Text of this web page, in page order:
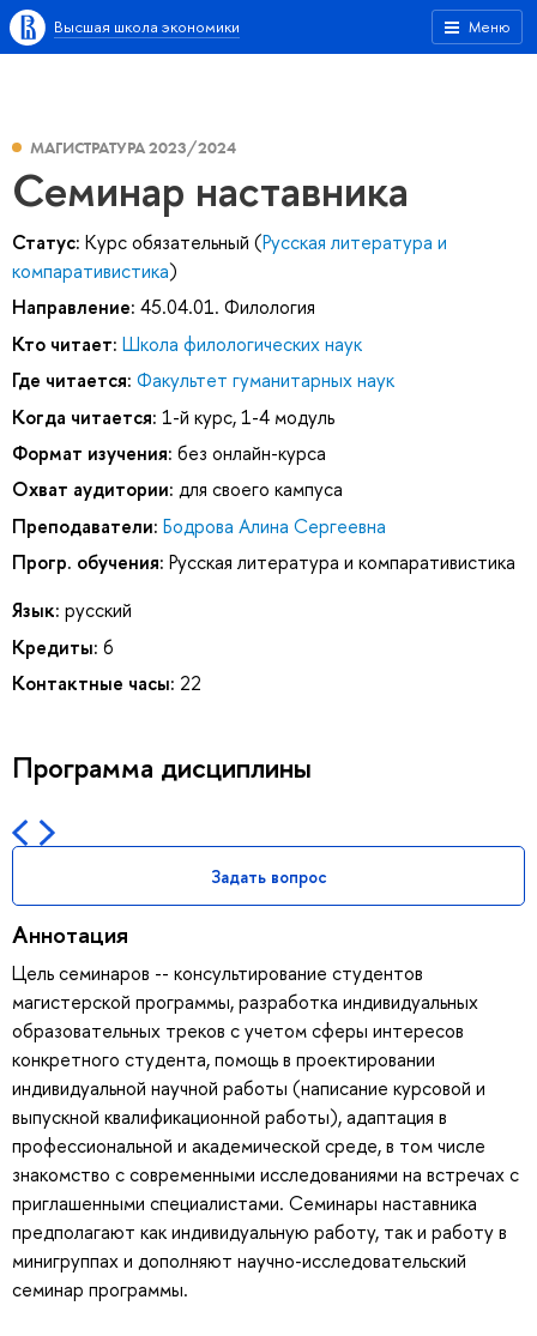
Меню
Высшая школа экономики
МАГИСТРАТУРА 2023/2024
Семинар наставника
Статус: Курс обязательный (Русская литература и
компаративистика)
Направление: 45.04.01. Филология
Кто читает: Школа филологических наук
Где читается: Факультет гуманитарных наук
Когда читается: 1-й курс, 1-4 модуль
Формат изучения: без онлайн-курса
Охват аудитории: для своего кампуса
Преподаватели: Бодрова Алина Сергеевна
Прогр. обучения: Русская литература и компаративистика
Язык: русский
Кредиты: 6
Контактные часы: 22
Программа дисциплины
Задать вопрос
Аннотация
Цель семинаров -- консультирование студентов
магистерской программы, разработка индивидуальных
образовательных треков с учетом сферы интересов
конкретного студента, помощь в проектировании
индивидуальной научной работы (написание курсовой и
выпускной квалификационной работы), адаптация в
профессиональной и академической среде, в том числе
знакомство с современными исследованиями на встречах с
приглашенными специалистами. Семинары наставника
предполагают как индивидуальную работу, так и работу в
минигруппах и дополняют научно-исследовательский
семинар программы.